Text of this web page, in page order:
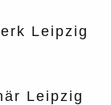
Leipzig
Leipzig